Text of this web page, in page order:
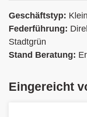
Geschäftstyp:
Federführung:
Stadtgrün
Stand Beratung:
Eingereicht